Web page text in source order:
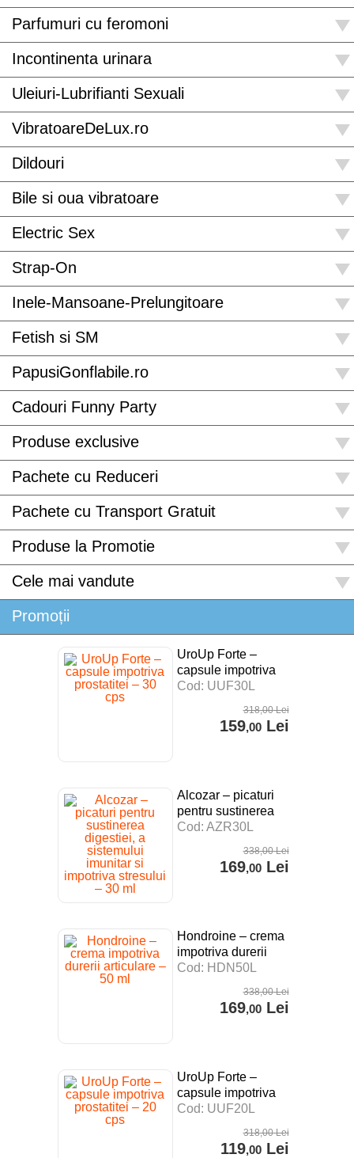
Parfumuri cu feromoni
Incontinenta urinara
Uleiuri-Lubrifianti Sexuali
VibratoareDeLux.ro
Dildouri
Bile si oua vibratoare
Electric Sex
Strap-On
Inele-Mansoane-Prelungitoare
Fetish si SM
PapusiGonflabile.ro
Cadouri Funny Party
Produse exclusive
Pachete cu Reduceri
Pachete cu Transport Gratuit
Produse la Promotie
Cele mai vandute
Promoții
UroUp Forte –
capsule impotriva
prostatitei – 30 cps
Cod: UUF30L
318,00Lei
159,00Lei
Alcozar – picaturi
pentru sustinerea
digestiei, a
impotriva stresului –
Cod: AZR30L
338,00Lei
169,00Lei
Hondroine – crema
impotriva durerii
articulare – 50 ml
Cod: HDN50L
338,00Lei
169,00Lei
UroUp Forte –
capsule impotriva
prostatitei – 20 cps
Cod: UUF20L
318,00Lei
119,00Lei